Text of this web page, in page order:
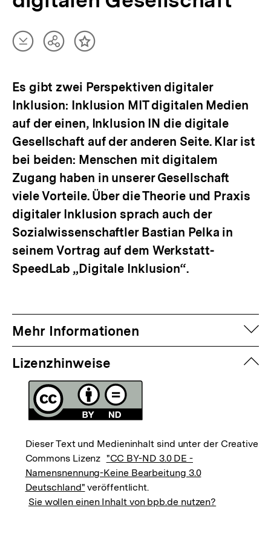
Artikel
herunterladen
TeilenInhalt
Es gibt zwei Perspektiven digitaler
Inklusion: Inklusion MIT digitalen Medien
auf der einen, Inklusion IN die digitale
Gesellschaft auf der anderen Seite. Klar ist
bei beiden: Menschen mit digitalem
Zugang haben in unserer Gesellschaft
viele Vorteile. Über die Theorie und Praxis
digitaler Inklusion sprach auch der
Sozialwissenschaftler Bastian Pelka in
seinem Vortrag auf dem Werkstatt-
SpeedLab „Digitale Inklusion“.
Mehr Informationen
Lizenzhinweise
Dieser Text und Medieninhalt sind unter der Creative
Commons Lizenz "CC BY-ND 3.0 DE -
Namensnennung-Keine Bearbeitung 3.0
Deutschland" veröffentlicht.
Sie wollen einen Inhalt von bpb.de nutzen?